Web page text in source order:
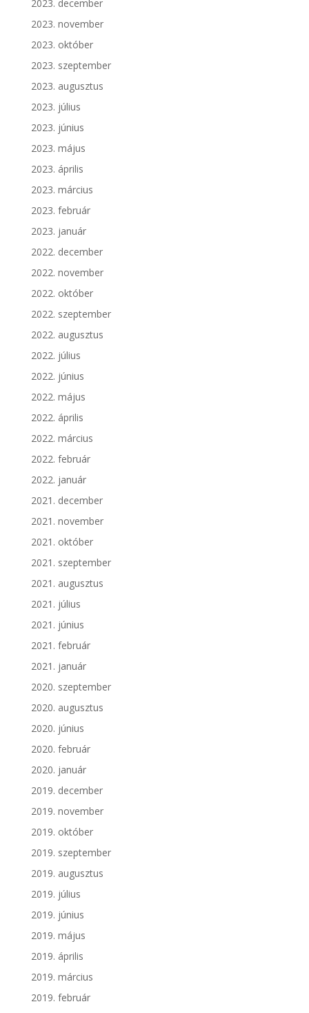
2023. december
2023. november
2023. október
2023. szeptember
2023. augusztus
2023. július
2023. június
2023. május
2023. április
2023. március
2023. február
2023. január
2022. december
2022. november
2022. október
2022. szeptember
2022. augusztus
2022. július
2022. június
2022. május
2022. április
2022. március
2022. február
2022. január
2021. december
2021. november
2021. október
2021. szeptember
2021. augusztus
2021. július
2021. június
2021. február
2021. január
2020. szeptember
2020. augusztus
2020. június
2020. február
2020. január
2019. december
2019. november
2019. október
2019. szeptember
2019. augusztus
2019. július
2019. június
2019. május
2019. április
2019. március
2019. február